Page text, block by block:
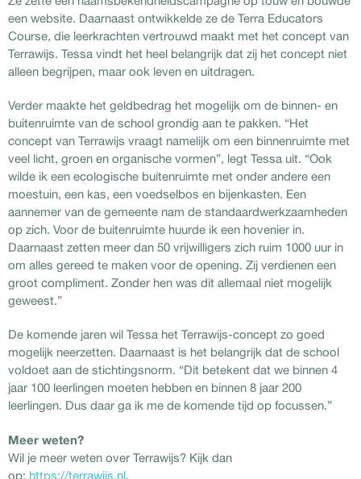
een website. Daarnaast ontwikkelde ze de Terra Educators
Course, die leerkrachten vertrouwd maakt met het concept van
Terrawijs. Tessa vindt het heel belangrijk dat zij het concept niet
alleen begrijpen, maar ook leven en uitdragen.
Verder maakte het geldbedrag het mogelijk om de binnen- en
buitenruimte van de school grondig aan te pakken. “Het
concept van Terrawijs vraagt namelijk om een binnenruimte met
veel licht, groen en organische vormen”, legt Tessa uit. “Ook
wilde ik een ecologische buitenruimte met onder andere een
moestuin, een kas, een voedselbos en bijenkasten. Een
aannemer van de gemeente nam de standaardwerkzaamheden
op zich. Voor de buitenruimte huurde ik een hovenier in.
Daarnaast zetten meer dan 50 vrijwilligers zich ruim 1000 uur in
om alles gereed te maken voor de opening. Zij verdienen een
groot compliment. Zonder hen was dit allemaal niet mogelijk
geweest.”
De komende jaren wil Tessa het Terrawijs-concept zo goed
mogelijk neerzetten. Daarnaast is het belangrijk dat de school
voldoet aan de stichtingsnorm. “Dit betekent dat we binnen 4
jaar 100 leerlingen moeten hebben en binnen 8 jaar 200
leerlingen. Dus daar ga ik me de komende tijd op focussen.”
Meer weten?
Wil je meer weten over Terrawijs? Kijk dan
op: https://terrawijs.nl.